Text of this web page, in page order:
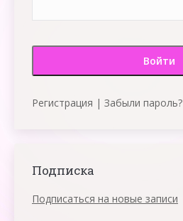
Регистрация | Забыли пароль?
Подписка
Подписаться на новые записи